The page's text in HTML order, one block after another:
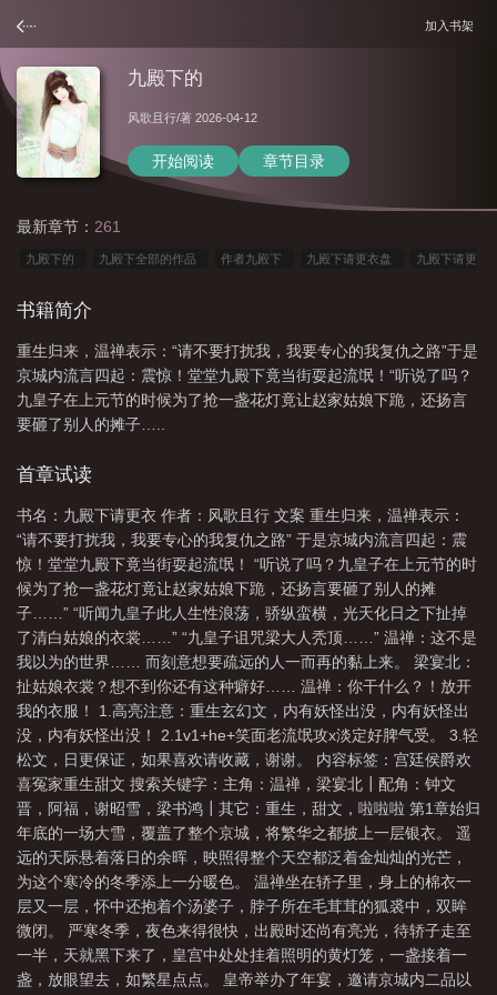
加入书架
九殿下的
风歌且行/著 2026-04-12
开始阅读 章节目录
最新章节： 261
九殿下的 九殿下全部的作品 作者九殿下 九殿下请更衣盘 九殿下请更
更衣风歌且行
九殿下的有哪些 作者九殿下的 九殿下请更衣 百度 九殿下作品大全 九
殿下 九殿下全部 作者九殿下的所有 九殿下写的 九殿下请更衣讲的什
么
书籍简介
重生归来，温禅表示：“请不要打扰我，我要专心的我复仇之路”于是
京城内流言四起：震惊！堂堂九殿下竟当街耍起流氓！“听说了吗？
九皇子在上元节的时候为了抢一盏花灯竟让赵家姑娘下跪，还扬言
要砸了别人的摊子…..
首章试读
书名：九殿下请更衣 作者：风歌且行 文案 重生归来，温禅表示：
“请不要打扰我，我要专心的我复仇之路” 于是京城内流言四起：震
惊！堂堂九殿下竟当街耍起流氓！ “听说了吗？九皇子在上元节的时
候为了抢一盏花灯竟让赵家姑娘下跪，还扬言要砸了别人的摊
子……” “听闻九皇子此人生性浪荡，骄纵蛮横，光天化日之下扯掉
了清白姑娘的衣裳……” “九皇子诅咒梁大人秃顶……” 温禅：这不是
我以为的世界…… 而刻意想要疏远的人一而再的黏上来。 梁宴北：
扯姑娘衣裳？想不到你还有这种癖好…… 温禅：你干什么？！放开
我的衣服！ 1.高亮注意：重生玄幻文，内有妖怪出没，内有妖怪出
没，内有妖怪出没！ 2.1v1+he+笑面老流氓攻x淡定好脾气受。 3.轻
松文，日更保证，如果喜欢请收藏，谢谢。 内容标签：宫廷侯爵欢
喜冤家重生甜文 搜索关键字：主角：温禅，梁宴北┃配角：钟文
晋，阿福，谢昭雪，梁书鸿┃其它：重生，甜文，啦啦啦 第1章始归
年底的一场大雪，覆盖了整个京城，将繁华之都披上一层银衣。 遥
远的天际悬着落日的余晖，映照得整个天空都泛着金灿灿的光芒，
为这个寒冷的冬季添上一分暖色。 温禅坐在轿子里，身上的棉衣一
层又一层，怀中还抱着个汤婆子，脖子所在毛茸茸的狐裘中，双眸
微闭。 严寒冬季，夜色来得很快，出殿时还尚有亮光，待轿子走至
一半，天就黑下来了，皇宫中处处挂着照明的黄灯笼，一盏接着一
盏，放眼望去，如繁星点点。 皇帝举办了年宴，邀请京城内二品以